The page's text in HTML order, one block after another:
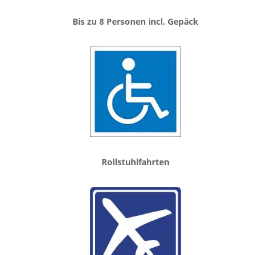
Bis zu 8 Personen incl. Gepäck
Rollstuhlfahrten